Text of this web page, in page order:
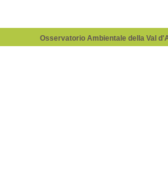
Osservatorio Ambientale della Val